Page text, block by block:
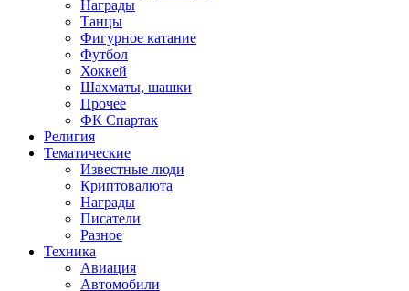
Награды
Танцы
Фигурное катание
Футбол
Хоккей
Шахматы, шашки
Прочее
ФК Спартак
Религия
Тематические
Известные люди
Криптовалюта
Награды
Писатели
Разное
Техника
Авиация
Автомобили